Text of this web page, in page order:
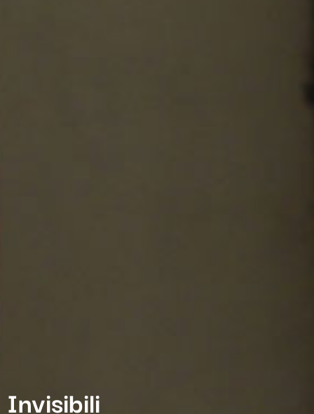
Invisibili